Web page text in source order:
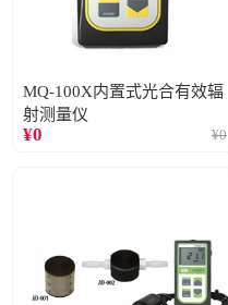
MQ-100X内置式光合有效辐
射测量仪
¥0 ¥0